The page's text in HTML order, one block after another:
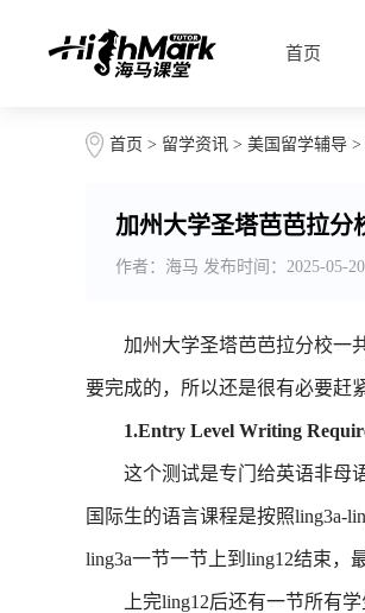
首页
首页 > 留学资讯 > 美国留学辅导 >
加州大学圣塔芭芭拉分
作者：海马 发布时间：2025-05-
加州大学圣塔芭芭拉分校一共
要完成的，所以还是很有必要赶
1.Entry Level Writing
这个测试是专门给英语非母语
国际生的语言课程是按照ling3a-
ling3a一节一节上到ling12结束，
上完ling12后还有一节所有学